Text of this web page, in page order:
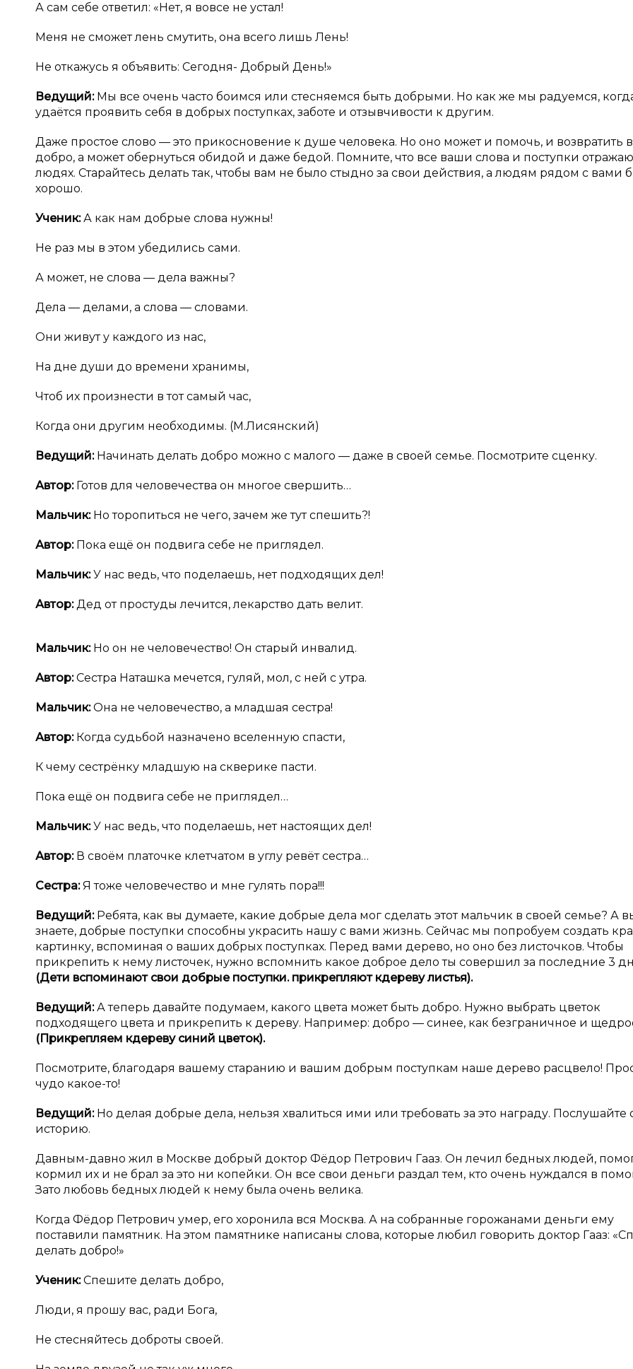
А сам себе ответил: «Нет, я вовсе не устал!
Меня не сможет лень смутить, она всего лишь Лень!
Не откажусь я объявить: Сегодня- Добрый День!»
Ведущий:Мы все очень часто боимся или стесняемся быть добрыми. Но как же мы радуемся,
удаётся проявить себя в добрых поступках, заботе и отзывчивости к другим.
Даже простое слово — это прикосновение к душе человека. Но оно может и помочь, и возвратить
добро, а может обернуться обидой и даже бедой. Помните, что все ваши слова и поступки
людях. Старайтесь делать так, чтобы вам не было стыдно за свои действия, а людям рядом с вами
хорошо.
Ученик:А как нам добрые слова нужны!
Не раз мы в этом убедились сами.
А может, не слова — дела важны?
Дела — делами, а слова — словами.
Они живут у каждого из нас,
На дне души до времени хранимы,
Чтоб их произнести в тот самый час,
Когда они другим необходимы. (М.Лисянский)
Ведущий:Начинать делать добро можно с малого — даже в своей семье. Посмотрите сценку.
Автор:Готов для человечества он многое свершить…
Мальчик:Но торопиться не чего, зачем же тут спешить?!
Автор:Пока ещё он подвига себе не приглядел.
Мальчик:У нас ведь, что поделаешь, нет подходящих дел!
Автор:Дед от простуды лечится, лекарство дать велит.
Мальчик:Но он не человечество! Он старый инвалид.
Автор:Сестра Наташка мечется, гуляй, мол, с ней с утра.
Мальчик:Она не человечество, а младшая сестра!
Автор:Когда судьбой назначено вселенную спасти,
К чему сестрёнку младшую на скверике пасти.
Пока ещё он подвига себе не приглядел…
Мальчик:У нас ведь, что поделаешь, нет настоящих дел!
Автор:В своём платочке клетчатом в углу ревёт сестра…
Сестра:Я тоже человечество и мне гулять пора!!!
Ведущий:Ребята, как вы думаете, какие добрые дела мог сделать этот мальчик в своей семье? А
знаете, добрые поступки способны украсить нашу с вами жизнь. Сейчас мы попробуем создать
картинку, вспоминая о ваших добрых поступках. Перед вами дерево, но оно без листочков. Чтобы
прикрепить к нему листочек, нужно вспомнить какое доброе дело ты совершил за последние 3
(Дети вспоминают свои добрые поступки. прикрепляют кдереву листья).
Ведущий:А теперь давайте подумаем, какого цвета может быть добро. Нужно выбрать цветок
подходящего цвета и прикрепить к дереву. Например: добро — синее, как безграничное и
(Прикрепляем кдереву синий цветок).
Посмотрите, благодаря вашему старанию и вашим добрым поступкам наше дерево расцвело!
чудо какое-то!
Ведущий:Но делая добрые дела, нельзя хвалиться ими или требовать за это награду. Послушайте
историю.
Давным-давно жил в Москве добрый доктор Фёдор Петрович Гааз. Он лечил бедных людей,
кормил их и не брал за это ни копейки. Он все свои деньги раздал тем, кто очень нуждался в
Зато любовь бедных людей к нему была очень велика.
Когда Фёдор Петрович умер, его хоронила вся Москва. А на собранные горожанами деньги ему
поставили памятник. На этом памятнике написаны слова, которые любил говорить доктор Гааз:
делать добро!»
Ученик:Спешите делать добро,
Люди, я прошу вас, ради Бога,
Не стесняйтесь доброты своей.